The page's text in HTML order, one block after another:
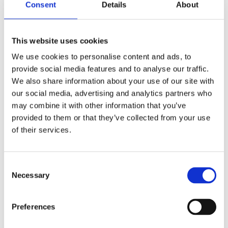
Consent Details About
This website uses cookies
We use cookies to personalise content and ads, to
provide social media features and to analyse our traffic.
We also share information about your use of our site with
our social media, advertising and analytics partners who
may combine it with other information that you’ve
provided to them or that they’ve collected from your use
of their services.
Selection
Necessary
Preferences
Snabblager 1-3 dagar
5495 kr/st
Köp Köp
Cerwin-Vega LA110B